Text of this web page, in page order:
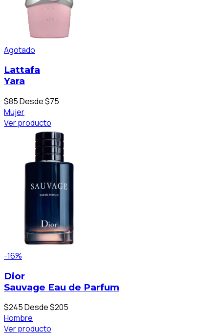
Agotado
Lattafa
Yara
$85Desde $75
Mujer
Ver producto
-16%
Dior
Sauvage Eau de Parfum
$245Desde $205
Hombre
Ver producto